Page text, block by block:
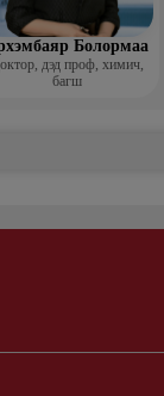
Болормаа
дэд проф, химич,
багш